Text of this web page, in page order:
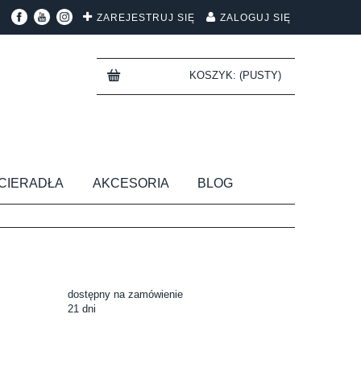
ZAREJESTRUJ SIĘ ZALOGUJ SIĘ
KOSZYK: (PUSTY)
AKCESORIA BLOG
dostępny na zamówienie
21 dni